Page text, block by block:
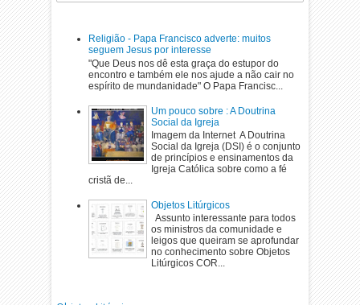
Religião - Papa Francisco adverte: muitos
seguem Jesus por interesse
"Que Deus nos dê esta graça do estupor do
encontro e também ele nos ajude a não cair no
espírito de mundanidade" O Papa Francisc...
Um pouco sobre : A Doutrina
Social da Igreja
Imagem da Internet A Doutrina
Social da Igreja (DSI) é o conjunto
de princípios e ensinamentos da
Igreja Católica sobre como a fé
cristã de...
Objetos Litúrgicos
Assunto interessante para todos
os ministros da comunidade e
leigos que queiram se aprofundar
no conhecimento sobre Objetos
Litúrgicos COR...